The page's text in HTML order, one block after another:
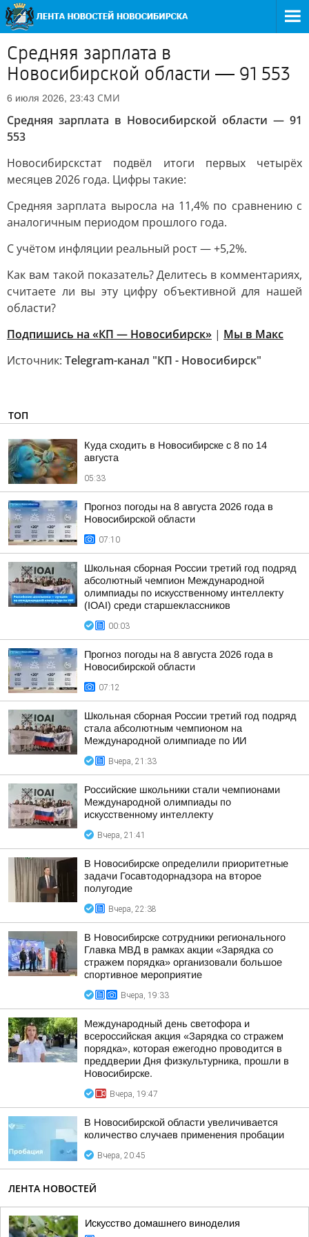
Средняя зарплата в
Новосибирской области — 91 553
6 июля 2026, 23:43 СМИ
Средняя зарплата в Новосибирской области — 91
553
Новосибирскстат подвёл итоги первых четырёх
месяцев 2026 года. Цифры такие:
Средняя зарплата выросла на 11,4% по сравнению с
аналогичным периодом прошлого года.
С учётом инфляции реальный рост — +5,2%.
Как вам такой показатель? Делитесь в комментариях,
считаете ли вы эту цифру объективной для нашей
области?
Подпишись на «КП — Новосибирск» | Мы в Mакс
Источник: Telegram-канал "КП - Новосибирск"
ТОП
Куда сходить в Новосибирске с 8 по 14
августа
05:33
Прогноз погоды на 8 августа 2026 года в
Новосибирской области
07:10
Школьная сборная России третий год подряд
абсолютный чемпион Международной
олимпиады по искусственному интеллекту
(IOAI) среди старшеклассников
00:03
Прогноз погоды на 8 августа 2026 года в
Новосибирской области
07:12
Школьная сборная России третий год подряд
стала абсолютным чемпионом на
Международной олимпиаде по ИИ
Вчера, 21:33
Российские школьники стали чемпионами
Международной олимпиады по
искусственному интеллекту
Вчера, 21:41
В Новосибирске определили приоритетные
задачи Госавтодорнадзора на второе
полугодие
Вчера, 22:38
В Новосибирске сотрудники регионального
Главка МВД в рамках акции «Зарядка со
стражем порядка» организовали большое
спортивное мероприятие
Вчера, 19:33
Международный день светофора и
всероссийская акция «Зарядка со стражем
порядка», которая ежегодно проводится в
преддверии Дня физкультурника, прошли в
Новосибирске.
Вчера, 19:47
В Новосибирской области увеличивается
количество случаев применения пробации
Вчера, 20:45
ЛЕНТА НОВОСТЕЙ
Искусство домашнего виноделия